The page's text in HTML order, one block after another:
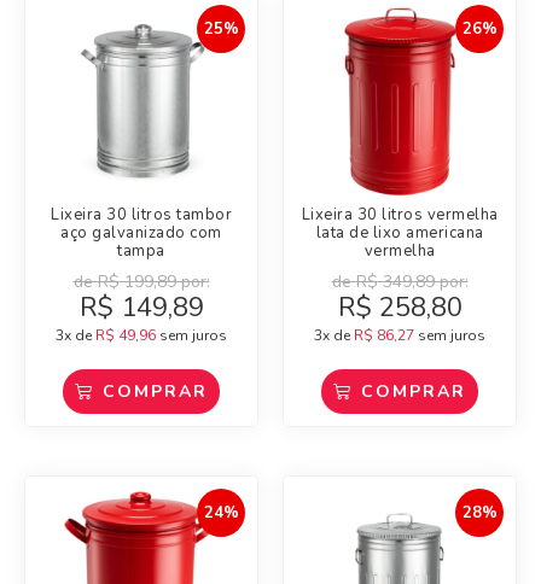
25%
Lixeira 30 litros tambor
aço galvanizado com
tampa
deR$199,89por:
R$ 149,89
3x de R$ 49,96 sem juros
COMPRAR
26%
Lixeira 30 litros vermelha
lata de lixo americana
vermelha
deR$349,89por:
R$ 258,80
3x de R$ 86,27 sem juros
COMPRAR
24% 28%